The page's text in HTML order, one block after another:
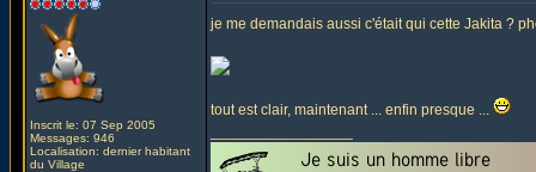
Inscrit le: 07 Sep 2005
Messages: 946
Localisation: dernier habitant
du Village
je me demandais aussi c'était qui cette Jakita ?
tout est clair, maintenant ... enfin presque ...